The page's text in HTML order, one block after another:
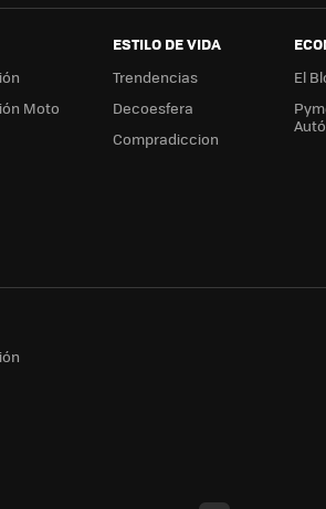
Moto
ESTILO DE VIDA
Trendencias
Decoesfera
Compradiccion
El